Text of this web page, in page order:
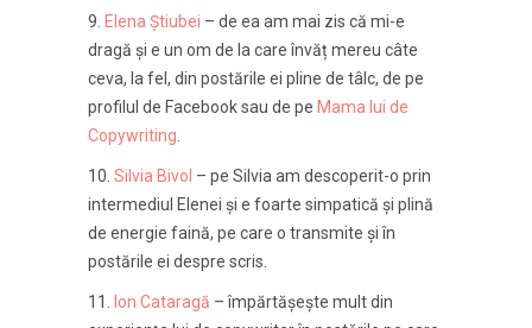
Elena Știubei – de ea am mai zis că mi-e
dragă și e un om de la care învăț mereu câte
ceva, la fel, din postările ei pline de tâlc, de pe
profilul de Facebook sau de pe Mama lui de
Copywriting
Silvia Bivol – pe Silvia am descoperit-o prin
intermediul Elenei și e foarte simpatică și plină
de energie faină, pe care o transmite și în
postările ei despre scris.
Ion Cataragă – împărtășește mult din